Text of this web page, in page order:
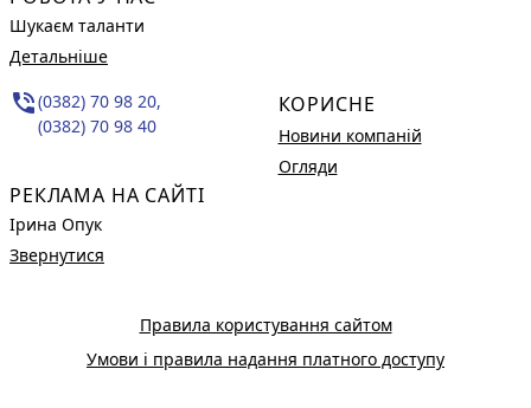
Шукаєм таланти
Детальніше
phone_in_talk(0382) 70 98 20,
(0382) 70 98 40
РЕКЛАМА НА САЙТІ
Ірина Опук
Звернутися
КОРИСНЕ
Новини компаній
Огляди
Правила користування сайтом
Умови і правила надання платного доступу